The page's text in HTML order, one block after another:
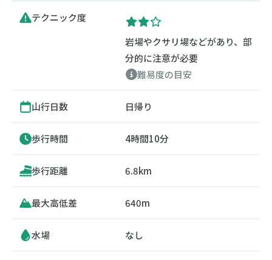
テクニック度
岩場やクサリ場などがあり、部
分的に注意が必要
難易度の目安
山行日数 日帰り
歩行時間 4時間10分
歩行距離 6.8km
最大高低差 640m
水場 なし